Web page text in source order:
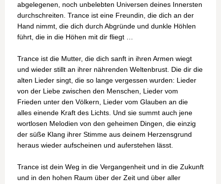
abgelegenen, noch unbelebten Universen deines Innersten
durchschreiten. Trance ist eine Freundin, die dich an der
Hand nimmt, die dich durch Abgründe und dunkle Höhlen
führt, die in die Höhen mit dir fliegt …
Trance ist die Mutter, die dich sanft in ihren Armen wiegt
und wieder stillt an ihrer nährenden Weltenbrust. Die dir die
alten Lieder singt, die so lange vergessen wurden: Lieder
von der Liebe zwischen den Menschen, Lieder vom
Frieden unter den Völkern, Lieder vom Glauben an die
alles einende Kraft des Lichts. Und sie summt auch jene
wortlosen Melodien von den geheimen Dingen, die einzig
der süße Klang ihrer Stimme aus deinem Herzensgrund
heraus wieder aufscheinen und auferstehen lässt.
Trance ist dein Weg in die Vergangenheit und in die Zukunft
und in den hohen Raum über der Zeit und über aller